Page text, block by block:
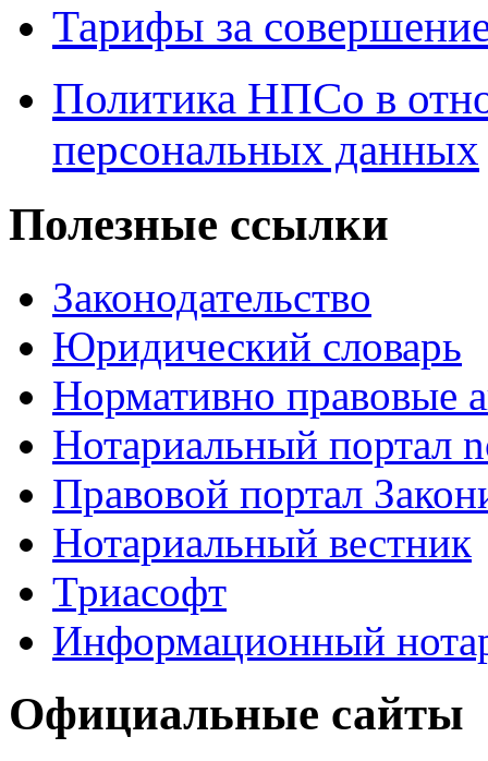
Тарифы за
Политика НПСо в
персональных данных
Полезные ссылки
Законодательство
Юридический словарь
Нормативно правовые
Нотариальный портал
Правовой портал
Нотариальный вестник
Триасофт
Информационный
Официальные сайты